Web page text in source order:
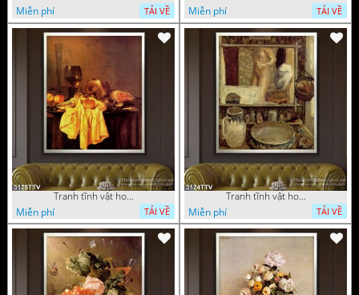
Miễn phí
TẢI VỀ
Miễn phí
TẢI VỀ
Tranh tĩnh vật hoa quả sơn dầu trang trí đẹp
Miễn phí
TẢI VỀ
Tranh tĩnh vật hoa quả sơn dầu nghệ thuật
Miễn phí
TẢI VỀ